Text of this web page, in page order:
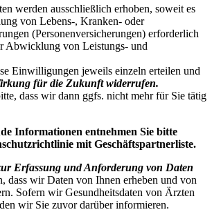
werden ausschließlich erhoben, soweit es
von Lebens-, Kranken- oder
(Personenversicherungen) erforderlich
Abwicklung von Leistungs- und
Einwilligungen jeweils einzeln erteilen und
für die Zukunft widerrufen.
dass wir dann ggfs. nicht mehr für Sie tätig
Informationen entnehmen Sie bitte
mit Geschäftspartnerliste.
Erfassung und Anforderung von Daten
dass wir Daten von Ihnen erheben und von
Sofern wir Gesundheitsdaten von Ärzten
wir Sie zuvor darüber informieren.